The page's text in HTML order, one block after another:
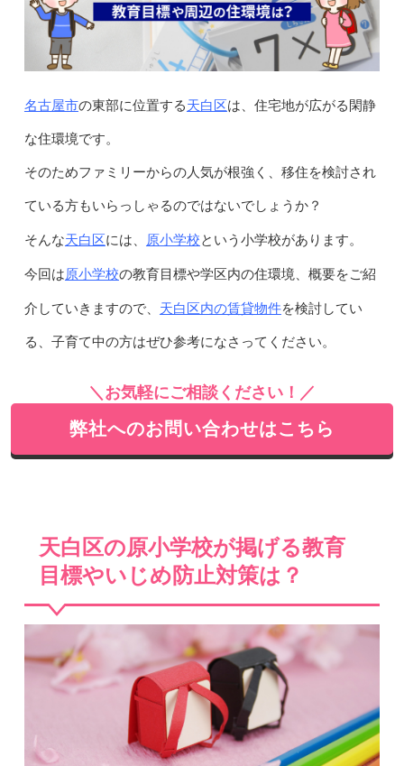
名古屋市の東部に位置する天白区は、住宅地が広がる閑静
な住環境です。
そのためファミリーからの人気が根強く、移住を検討され
ている方もいらっしゃるのではないでしょうか？
そんな天白区には、 原小学校という小学校があります。
今回は原小学校の教育目標や学区内の住環境、概要をご紹
介していきますので、 天白区内の賃貸物件を検討してい
る、子育て中の方はぜひ参考になさってください。
＼お気軽にご相談ください！／
弊社へのお問い合わせはこちら
天白区の原小学校が掲げる教育
目標やいじめ防止対策は？